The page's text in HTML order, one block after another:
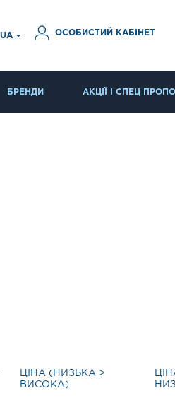
UA ОСОБИСТИЙ КАБІНЕТ
БРЕНДИ АКЦІЇ І СПЕЦ
ЦІНА (НИЗЬКА >
ВИСОКА)